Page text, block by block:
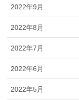
2022年9月
2022年8月
2022年7月
2022年6月
2022年5月